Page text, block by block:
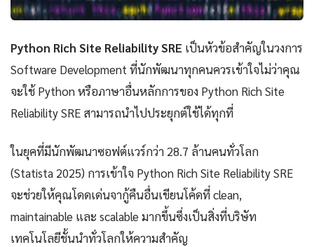
Python Rich Site Reliability SRE เป็นหัวข้อสำคัญในวงการ
Software Development ที่นักพัฒนาทุกคนควรเข้าใจไม่ว่าคุณ
จะใช้ Python หรือภาษาอื่นหลักการของ Python Rich Site
Reliability SRE สามารถนำไปประยุกต์ใช้ได้ทุกที่
ในยุคที่มีนักพัฒนาซอฟต์แวร์กว่า 28.7 ล้านคนทั่วโลก
(Statista 2025) การเข้าใจ Python Rich Site Reliability SRE
จะช่วยให้คุณโดดเด่นจากู้คืนอื่นเขียนโค้ดที่ clean,
maintainable และ scalable มากขึ้นซึ่งเป็นสิ่งที่บริษัท
เทคโนโลยีชั้นนำทั่วโลกให้ความสำคัญ